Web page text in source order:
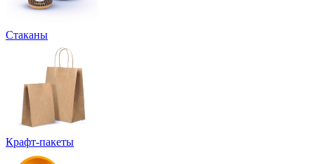
Стаканы
Крафт-пакеты